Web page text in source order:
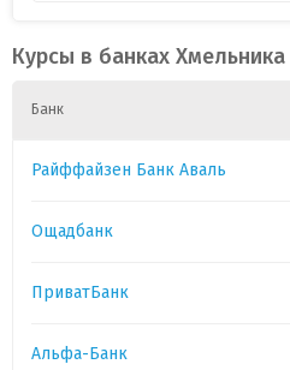
Курсы в банках Хмельника
Банк
Райффайзен Банк Аваль
Ощадбанк
ПриватБанк
Альфа-Банк